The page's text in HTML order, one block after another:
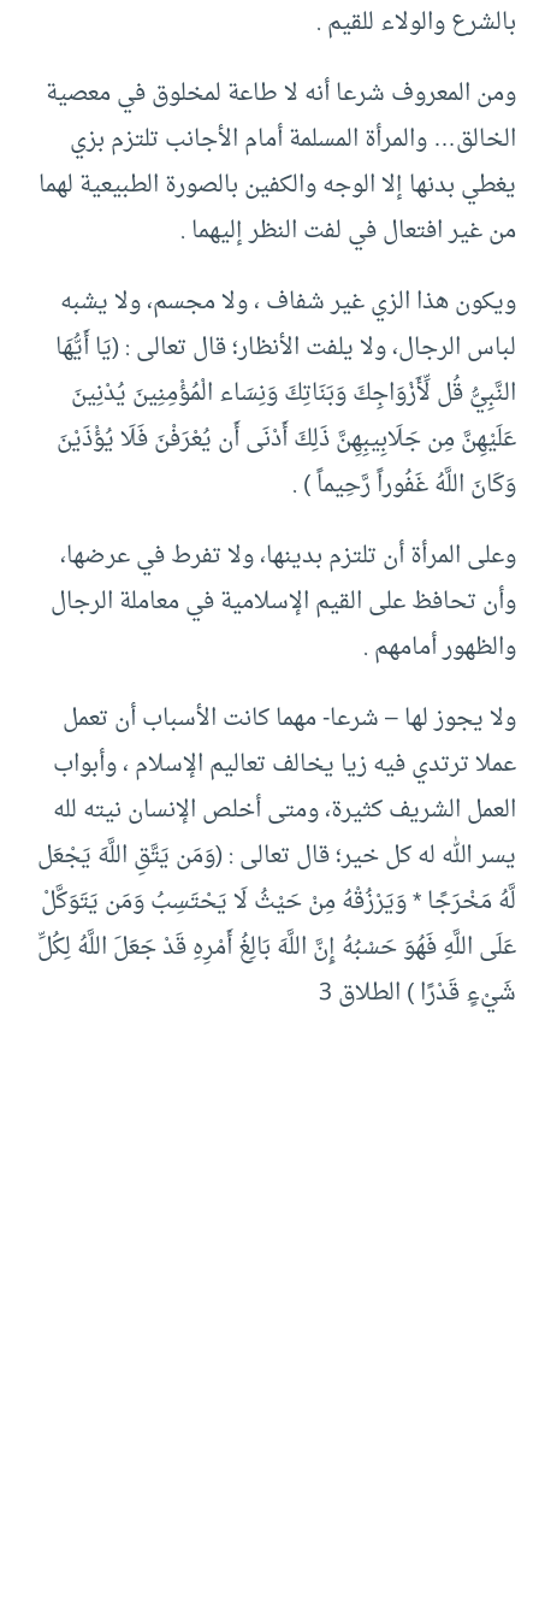
بالشرع والولاء للقيم .
ومن المعروف شرعا أنه لا طاعة لمخلوق في معصية
الخالق… والمرأة المسلمة أمام الأجانب تلتزم بزي
يغطي بدنها إلا الوجه والكفين بالصورة الطبيعية لهما
من غير افتعال في لفت النظر إليهما .
ويكون هذا الزي غير شفاف ، ولا مجسم، ولا يشبه
لباس الرجال، ولا يلفت الأنظار؛ قال تعالى : (يَا أَيُّهَا
النَّبِيُّ قُل لِّأَزْوَاجِكَ وَبَنَاتِكَ وَنِسَاء الْمُؤْمِنِينَ يُدْنِينَ
عَلَيْهِنَّ مِن جَلَابِيبِهِنَّ ذَلِكَ أَدْنَى أَن يُعْرَفْنَ فَلَا يُؤْذَيْنَ
وَكَانَ اللَّهُ غَفُوراً رَّحِيماً ) .
وعلى المرأة أن تلتزم بدينها، ولا تفرط في عرضها،
وأن تحافظ على القيم الإسلامية في معاملة الرجال
والظهور أمامهم .
ولا يجوز لها – شرعا- مهما كانت الأسباب أن تعمل
عملا ترتدي فيه زيا يخالف تعاليم الإسلام ، وأبواب
العمل الشريف كثيرة، ومتى أخلص الإنسان نيته لله
يسر الله له كل خير؛ قال تعالى : (وَمَن يَتَّقِ اللَّهَ يَجْعَل
لَّهُ مَخْرَجًا * وَيَرْزُقْهُ مِنْ حَيْثُ لَا يَحْتَسِبُ وَمَن يَتَوَكَّلْ
عَلَى اللَّهِ فَهُوَ حَسْبُهُ إِنَّ اللَّهَ بَالِغُ أَمْرِهِ قَدْ جَعَلَ اللَّهُ لِكُلِّ
شَيْءٍ قَدْرًا ) الطلاق 3